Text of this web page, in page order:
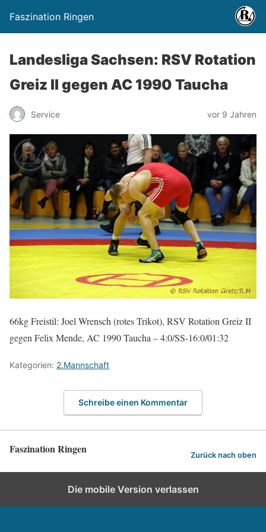
Faszination Ringen
Landesliga Sachsen: RSV Rotation
Greiz II gegen AC 1990 Taucha
Service vor 9 Jahren
66kg Freistil: Joel Wrensch (rotes Trikot), RSV Rotation Greiz II
gegen Felix Mende, AC 1990 Taucha – 4:0/SS-16:0/01:32
Kategorien: 2.Mannschaft
Schreibe einen Kommentar
Faszination Ringen Zurück nach oben
Die mobile Version verlassen